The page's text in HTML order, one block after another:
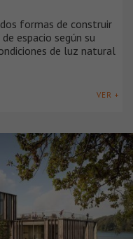
formas de construir
espacio según su
de luz natural
VER +